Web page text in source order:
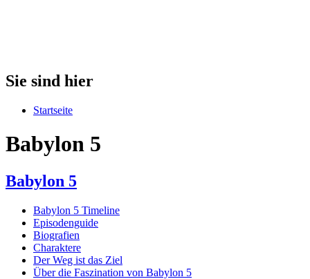
Sie sind hier
Startseite
Babylon 5
Babylon 5
Babylon 5 Timeline
Episodenguide
Biografien
Charaktere
Der Weg ist das Ziel
Über die Faszination von Babylon 5